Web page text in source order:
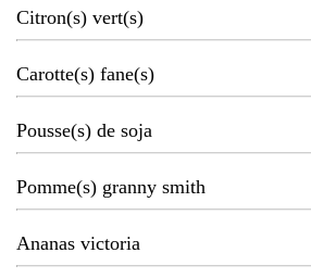
Citron(s) vert(s)
Carotte(s) fane(s)
Pousse(s) de soja
Pomme(s) granny smith
Ananas victoria